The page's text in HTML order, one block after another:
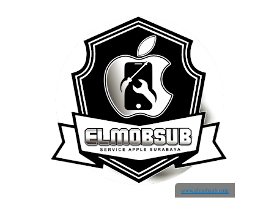
www.elmobsub.com